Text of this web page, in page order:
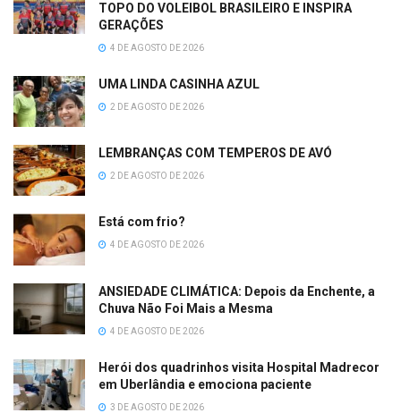
TOPO DO VOLEIBOL BRASILEIRO E INSPIRA
GERAÇÕES
4 DE AGOSTO DE 2026
UMA LINDA CASINHA AZUL
2 DE AGOSTO DE 2026
LEMBRANÇAS COM TEMPEROS DE AVÓ
2 DE AGOSTO DE 2026
Está com frio?
4 DE AGOSTO DE 2026
ANSIEDADE CLIMÁTICA: Depois da Enchente, a
Chuva Não Foi Mais a Mesma
4 DE AGOSTO DE 2026
Herói dos quadrinhos visita Hospital Madrecor
em Uberlândia e emociona paciente
3 DE AGOSTO DE 2026